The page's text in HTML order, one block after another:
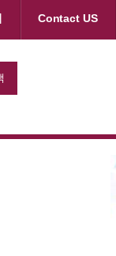
Contact US